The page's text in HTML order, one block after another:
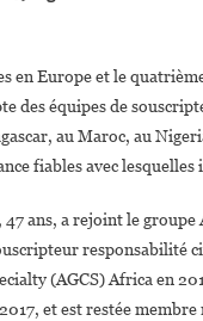
Africa
en Europe et le
des équipes de
au Maroc, au
fiables avec
ans, a rejoint le
responsabilité
(AGCS) Africa en
et est restée